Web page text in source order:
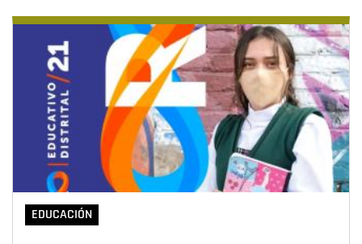
EDUCACIÓN